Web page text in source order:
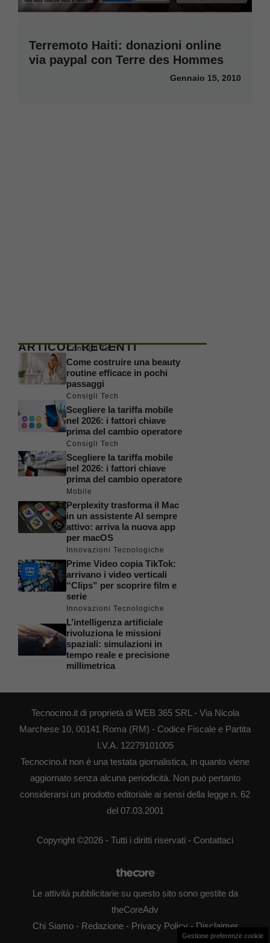
Terremoto Haiti: donazioni online
via paypal con Terre des Hommes
Gennaio 15, 2010
ARTICOLI RECENTI
Consigli Tech
Come costruire una beauty
routine efficace in pochi
passaggi
Consigli Tech
Scegliere la tariffa mobile
nel 2026: i fattori chiave
prima del cambio operatore
Consigli Tech
Scegliere la tariffa mobile
nel 2026: i fattori chiave
prima del cambio operatore
Mobile
Perplexity trasforma il Mac
in un assistente AI sempre
attivo: arriva la nuova app
per macOS
Innovazioni Tecnologiche
Prime Video copia TikTok:
arrivano i video verticali
“Clips” per scoprire film e
serie
Innovazioni Tecnologiche
L’intelligenza artificiale
rivoluziona le missioni
spaziali: simulazioni in
tempo reale e precisione
millimetrica
Tecnocino.it di proprietà di WEB 365 SRL - Via Nicola
Marchese 10, 00141 Roma (RM) - Codice Fiscale e Partita
I.V.A. 12279101005
Tecnocino.it non è una testata giornalistica, in quanto viene
aggiornato senza alcuna periodicità. Non può pertanto
considerarsi un prodotto editoriale ai sensi della legge n. 62
del 07.03.2001
Copyright ©2026 - Tutti i diritti riservati - Contattaci
Le attività pubblicitarie su questo sito sono gestite da
theCoreAdv
Chi Siamo- Redazione- Privacy Policy- Disclaimer
Gestione preferenze cookie